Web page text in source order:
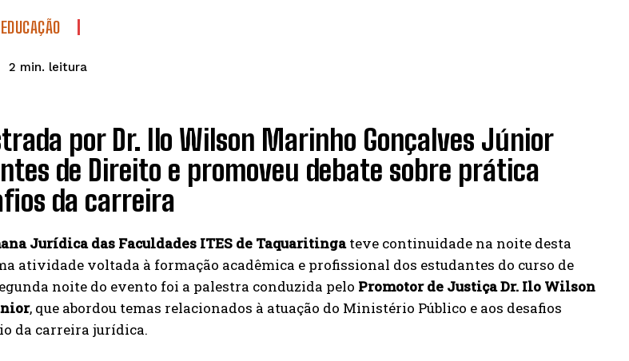
EDUCAÇÃO
2 min. leitura
por Dr. Ilo Wilson Marinho Gonçalves Júnior
de Direito e promoveu debate sobre prática
da carreira
Jurídica das Faculdades ITES de Taquaritingateve continuidade na noite desta
atividade voltada à formação acadêmica e profissional dos estudantes do curso de
noite do evento foi a palestra conduzida pelo Promotor de Justiça Dr. Ilo Wilson
, que abordou temas relacionados à atuação do Ministério Público e aos desafios
da carreira jurídica.